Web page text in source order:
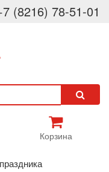
(8216) 78-51-01
Корзина